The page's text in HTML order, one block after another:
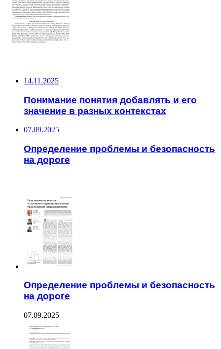
14.11.2025
Понимание понятия добавлять и его
значение в разных контекстах
07.09.2025
Определение проблемы и безопасность
на дороге
Определение проблемы и безопасность
на дороге
07.09.2025